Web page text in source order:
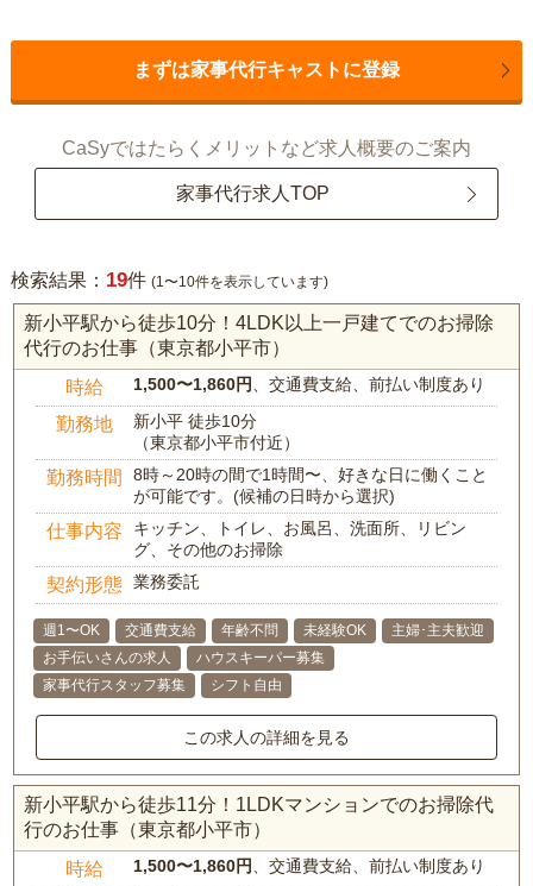
まずは家事代行キャストに登録
CaSyではたらくメリットなど求人概要のご案内
家事代行求人TOP
検索結果： 19件 (1〜10件を表示しています)
新小平駅から徒歩10分！4LDK以上一戸建てでのお掃除
代行のお仕事（東京都小平市）
時給 1,500〜1,860円 、交通費支給、前払い制度あり
勤務地
新小平 徒歩10分
（東京都小平市付近）
勤務時間
8時～20時の間で1時間〜、好きな日に働くこと
が可能です。(候補の日時から選択)
仕事内容
キッチン、トイレ、お風呂、洗面所、リビン
グ、その他のお掃除
契約形態 業務委託
週1〜OK 交通費支給 年齢不問 未経験OK
主婦･主夫歓迎
お手伝いさんの求人
ハウスキーパー募集
家事代行スタッフ募集
シフト自由
この求人の詳細を見る
新小平駅から徒歩11分！1LDKマンションでのお掃除代
行のお仕事（東京都小平市）
時給 1,500〜1,860円 、交通費支給、前払い制度あり